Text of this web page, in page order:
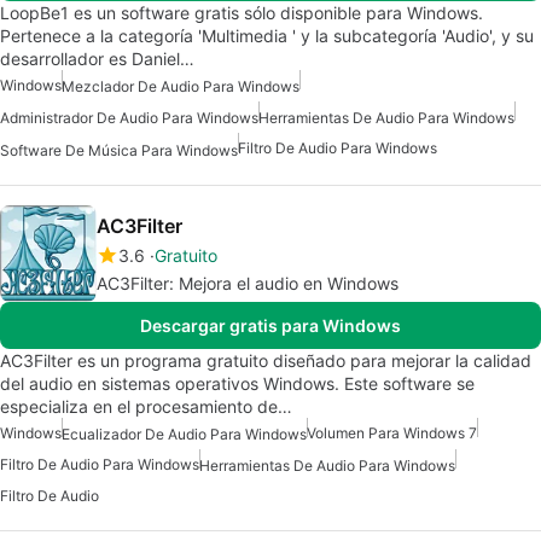
LoopBe1 es un software gratis sólo disponible para Windows.
Pertenece a la categoría 'Multimedia ' y la subcategoría 'Audio', y su
desarrollador es Daniel…
WindowsMezclador De Audio Para Windows
Administrador De Audio Para WindowsHerramientas De Audio Para Windows
Software De Música Para WindowsFiltro De Audio Para Windows
AC3Filter
3.6 Gratuito
AC3Filter: Mejora el audio en Windows
Descargar gratis para Windows
AC3Filter es un programa gratuito diseñado para mejorar la calidad
del audio en sistemas operativos Windows. Este software se
especializa en el procesamiento de…
WindowsEcualizador De Audio Para WindowsVolumen Para Windows 7
Filtro De Audio Para WindowsHerramientas De Audio Para Windows
Filtro De Audio